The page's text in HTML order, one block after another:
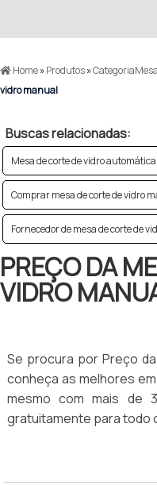
Home»Produtos»
vidro manual
Buscas relacionadas:
Mesa de corte de vidro
Comprar mesa de corte de vidro
Fornecedor de mesa de corte de
PREÇO DA
VIDRO
Se procura por Preço
conheça as melhores
mesmo com mais de
gratuitamente para todo